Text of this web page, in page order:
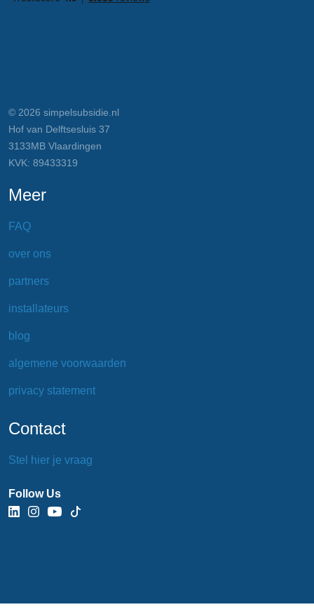
© 2026 simpelsubsidie.nl
Hof van Delftsesluis 37
3133MB Vlaardingen
KVK: 89433319
Meer
FAQ
over ons
partners
installateurs
blog
algemene voorwaarden
privacy statement
Contact
Stel hier je vraag
Follow Us